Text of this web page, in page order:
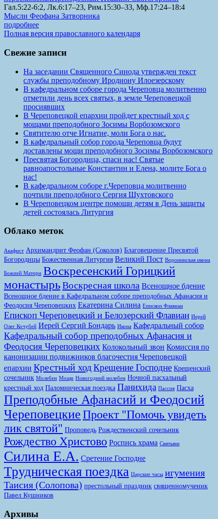
Гал.5:22-6:2, Лк.6:17–23, Рим.15:30–33, Мф.17:24–18:4
Мысли Феофана Затворника
подробнее
Полная версия православного календаря
Свежие записи
На заседании Священного Синода утвержден текст
службы преподобному Иродиону Илоезерскому
В кафедральном соборе города Череповца молитвенно
отметили день всех святых, в земле Череповецкой
просиявших
В Череповецкой епархии пройдет крестный ход с
мощами преподобного Зосимы Ворбозомского
Святителю отче Игнатие, моли Бога о нас.
В кафедральный собор города Череповца будут
доставлены мощи преподобного Зосимы Ворбозомского
Пресвятая Богородица, спаси нас! Святые
равноапостольные Константин и Елена, молите Бога о
нас!
В кафедральном соборе г.Череповца молитвенно
почтили преподобного Сергия Шухтовского
В Череповецком центре помощи детям в День защиты
детей состоялась Литургия
Облако меток
Акафист Архимандрит Феофан (Соколов) Благовещение Пресвятой
Богородицы Божественная Литургия Великий Пост Воронинская икона
Божией Матери Воскресенский Горицкий
монастырьВоскресная школа Всенощное бдение
Всенощное бдение в Кафедральном соборе преподобных Афанасия и
Феодосия Череповецких Екатерина Силина Епископ Флавиан
Епископ Череповецкий и Белозерский Флавиан Иерей
Олег Кочубей Иерей Сергий Бондарь Икона Кафедральный собор
Кафедральный собор преподобных Афанасия и
Феодосия Череповецких Колокольный звон Комиссия по
канонизации подвижников благочестия Череповецкой
епархии Крестный ходКрещение Господне Крещенский
сочельник Молебен Мощи Новогодний молебен Ночной пасхальный
крестный ход Паломническая поездка Панихида Пассия Пасха
Преподобные Афанасий и Феодосий
ЧереповецкиеПроект "Помочь увидеть
лик святой" Проповедь Рождественский сочельник
Рождество Христово Роспись храма Святыни
Силина Е.А. Сретение Господне
Трудническая поездка Царские часы игумения
Таисия (Солопова) престольный праздник священномученик
Павел Кушников
Архивы